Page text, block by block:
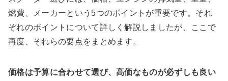
燃費、メーカーという5つのポイントが重要です。それ
ぞれのポイントについて詳しく解説しましたが、ここで
再度、それらの要点をまとめます。
価格は予算に合わせて選び、高価なものが必ずしも良い